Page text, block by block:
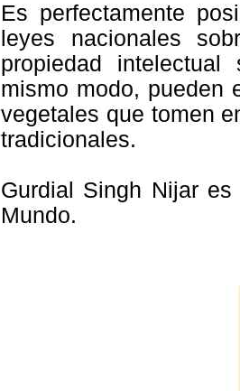
Es perfectamente
leyes nacionales
propiedad
mismo modo, pueden
vegetales que tomen
tradicionales.
Gurdial Singh Nijar
Mundo.